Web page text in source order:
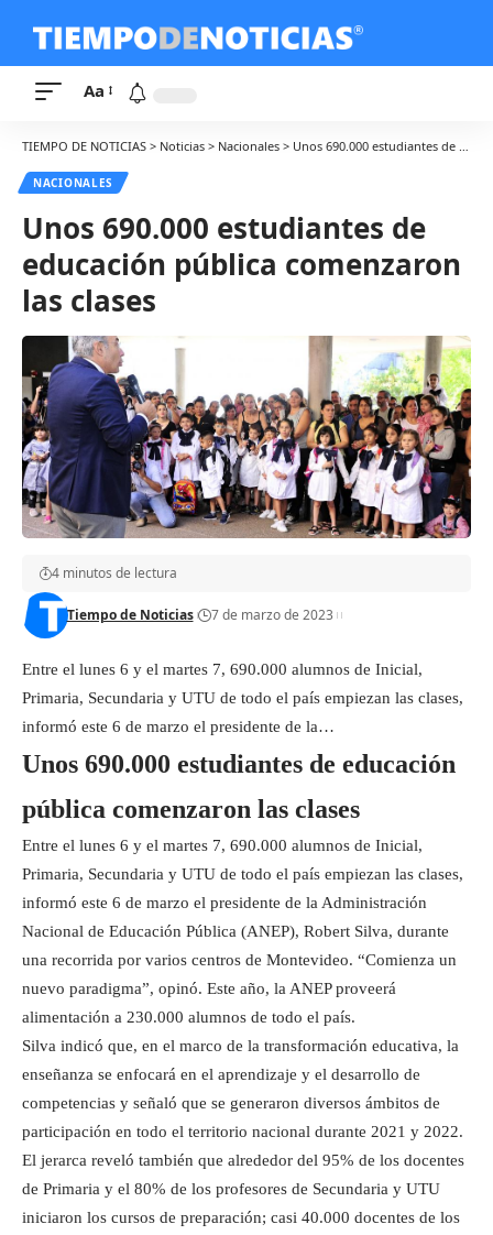
Aa
TIEMPO DE NOTICIAS > Noticias > Nacionales > Unos 690.000 estudiantes de educación pública comenzaron las clases
NACIONALES
Unos 690.000 estudiantes de
educación pública comenzaron
las clases
Tiempo de Noticias 7 de marzo de 2023
4 minutos de lectura
Entre el lunes 6 y el martes 7, 690.000 alumnos de Inicial,
Primaria, Secundaria y UTU de todo el país empiezan las clases,
informó este 6 de marzo el presidente de la…
Unos 690.000 estudiantes de educación
pública comenzaron las clases
Entre el lunes 6 y el martes 7, 690.000 alumnos de Inicial,
Primaria, Secundaria y UTU de todo el país empiezan las clases,
informó este 6 de marzo el presidente de la Administración
Nacional de Educación Pública (ANEP), Robert Silva, durante
una recorrida por varios centros de Montevideo. “Comienza un
nuevo paradigma”, opinó. Este año, la ANEP proveerá
alimentación a 230.000 alumnos de todo el país.
Silva indicó que, en el marco de la transformación educativa, la
enseñanza se enfocará en el aprendizaje y el desarrollo de
competencias y señaló que se generaron diversos ámbitos de
participación en todo el territorio nacional durante 2021 y 2022.
El jerarca reveló también que alrededor del 95% de los docentes
de Primaria y el 80% de los profesores de Secundaria y UTU
iniciaron los cursos de preparación; casi 40.000 docentes de los